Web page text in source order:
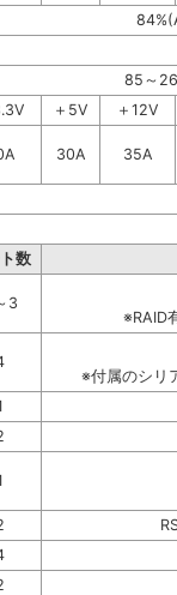
85～
＋5V
＋12V
30A
35A
数
3
※RAID
※付属のシリ